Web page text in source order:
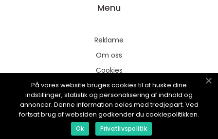
Menu
Reklame
Om oss
Cookies
Kontakt Oss
Sitemap
På vores website bruges cookies til at huske dine
indstillinger, statistik og personalisering af indhold og
annoncer. Denne information deles med tredjepart. Ved
fortsat brug af websiden godkender du cookiepolitikken.
Ok Privatlivspolitik